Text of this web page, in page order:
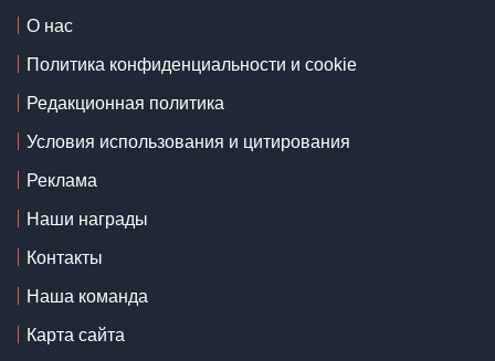
О нас
Политика конфиденциальности и cookie
Редакционная политика
Условия использования и цитирования
Реклама
Наши награды
Контакты
Наша команда
Карта сайта